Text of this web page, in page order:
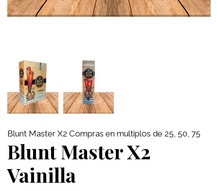
Blunt Master X2 Compras en multiplos de 25, 50, 75
Blunt Master X2
Vainilla